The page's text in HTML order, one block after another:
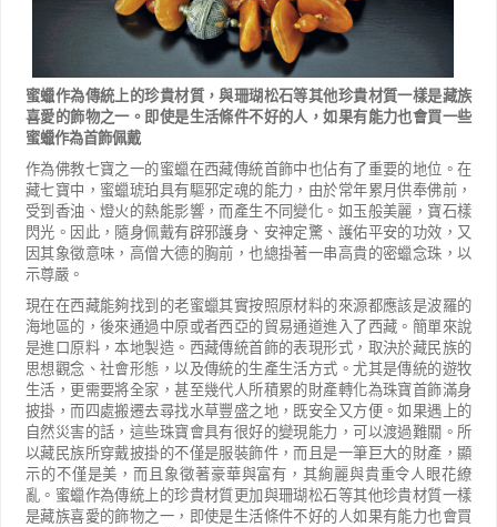
蜜蠟作為傳統上的珍貴材質，與珊瑚松石等其他珍貴材質一樣是藏族
喜愛的飾物之一。即使是生活條件不好的人，如果有能力也會買一些
蜜蠟作為首飾佩戴
作為佛教七寶之一的蜜蠟在西藏傳統首飾中也佔有了重要的地位。在
藏七寶中，蜜蠟琥珀具有驅邪定魂的能力，由於常年累月供奉佛前，
受到香油、燈火的熱能影響，而產生不同變化。如玉般美麗，寶石樣
閃光。因此，隨身佩戴有辟邪護身、安神定驚、護佑平安的功效，又
因其象徵意味，高僧大德的胸前，也總掛著一串高貴的密蠟念珠，以
示尊嚴。
現在在西藏能夠找到的老蜜蠟其實按照原材料的來源都應該是波羅的
海地區的，後來通過中原或者西亞的貿易通道進入了西藏。簡單來說
是進口原料，本地製造。西藏傳統首飾的表現形式，取決於藏民族的
思想觀念、社會形態，以及傳統的生產生活方式。尤其是傳統的遊牧
生活，更需要將全家，甚至幾代人所積累的財產轉化為珠寶首飾滿身
披掛，而四處搬遷去尋找水草豐盛之地，既安全又方便。如果遇上的
自然災害的話，這些珠寶會具有很好的變現能力，可以渡過難關。所
以藏民族所穿戴披掛的不僅是服裝飾件，而且是一筆巨大的財產，顯
示的不僅是美，而且象徵著豪華與富有，其絢麗與貴重令人眼花繚
亂。蜜蠟作為傳統上的珍貴材質更加與珊瑚松石等其他珍貴材質一樣
是藏族喜愛的飾物之一，即使是生活條件不好的人如果有能力也會買